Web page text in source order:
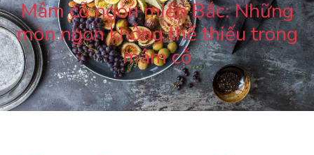
Mâm cỗ ngon miền Bắc: Những
món ngon không thể thiếu trong
mâm cỗ